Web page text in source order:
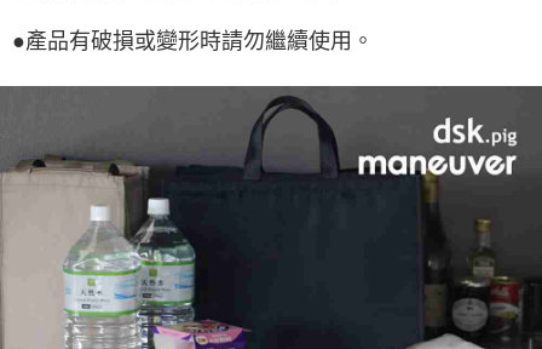
●產品有破損或變形時請勿繼續使用。